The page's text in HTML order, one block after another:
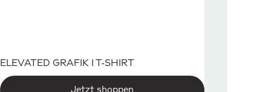
ELEVATED GRAFIK I T-SHIRT
Jetzt shoppen